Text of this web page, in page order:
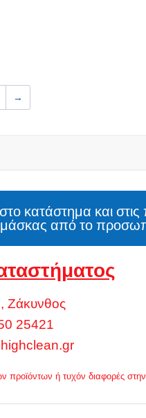
→
κατάστημα και
μάσκας από το
Ζάκυνθος
25421
προϊόντων ή τυχόν διαφορές